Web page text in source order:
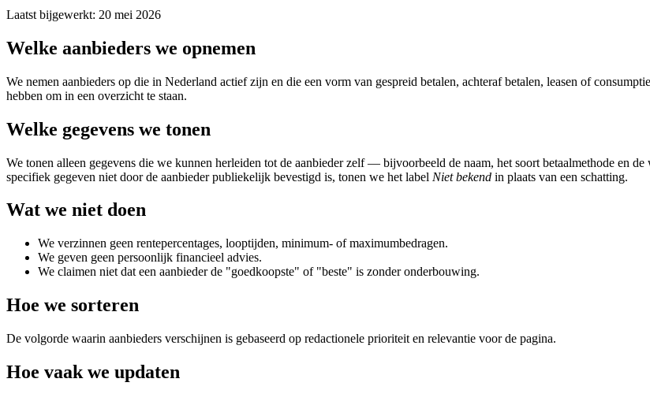
Laatst bijgewerkt: 20 mei 2026
Welke aanbieders we opnemen
We nemen aanbieders op die in Nederland actief zijn en die een vorm van gespreid betalen, achteraf betalen, leasen of
hebben om in een overzicht te staan.
Welke gegevens we tonen
We tonen alleen gegevens die we kunnen herleiden tot de aanbieder zelf — bijvoorbeeld de naam, het soort betaalmethode en
specifiek gegeven niet door de aanbieder publiekelijk bevestigd is, tonen we het label Niet bekend in plaats van een schatting.
Wat we niet doen
We verzinnen geen rentepercentages, looptijden, minimum- of maximumbedragen.
We geven geen persoonlijk financieel advies.
We claimen niet dat een aanbieder de "goedkoopste" of "beste" is zonder onderbouwing.
Hoe we sorteren
De volgorde waarin aanbieders verschijnen is gebaseerd op redactionele prioriteit en relevantie voor de pagina.
Hoe vaak we updaten